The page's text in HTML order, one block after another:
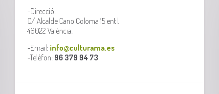
-Direcció:
C/ Alcalde Cano Coloma 15 entl.
46022 València.
-Email: info@culturama.es
-Telèfon: 96 379 94 73